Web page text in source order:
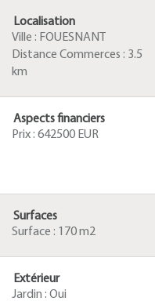
Localisation
Ville : FOUESNANT
Distance Commerces : 3.5
km
Aspects financiers
Prix : 642500 EUR
Surfaces
Surface : 170 m2
Extérieur
Jardin : Oui